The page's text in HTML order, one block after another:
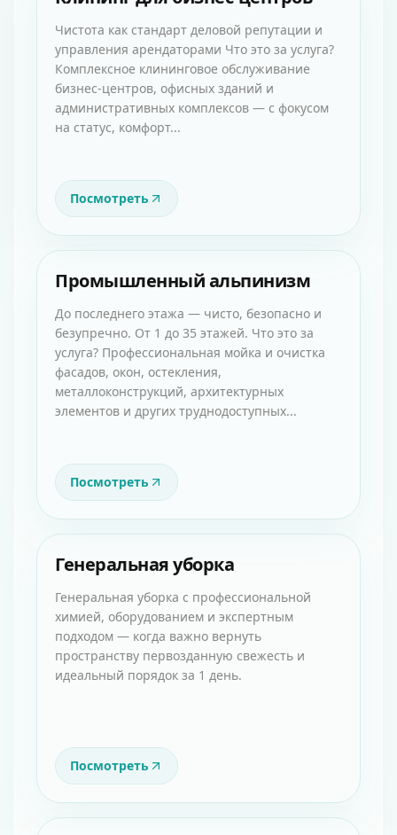
Чистота как стандарт деловой репутации и
управления арендаторами Что это за услуга?
Комплексное клининговое обслуживание
бизнес-центров, офисных зданий и
административных комплексов — с фокусом
на статус, комфорт...
Посмотреть
Промышленный альпинизм
До последнего этажа — чисто, безопасно и
безупречно. От 1 до 35 этажей. Что это за
услуга? Профессиональная мойка и очистка
фасадов, окон, остекления,
металлоконструкций, архитектурных
элементов и других труднодоступных...
Посмотреть
Генеральная уборка
Генеральная уборка с профессиональной
химией, оборудованием и экспертным
подходом — когда важно вернуть
пространству первозданную свежесть и
идеальный порядок за 1 день.
Посмотреть